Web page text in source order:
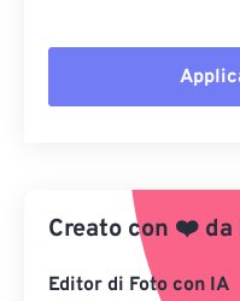
Applica da
Salva come
Creato con ❤️ da
Editor di Foto con IA